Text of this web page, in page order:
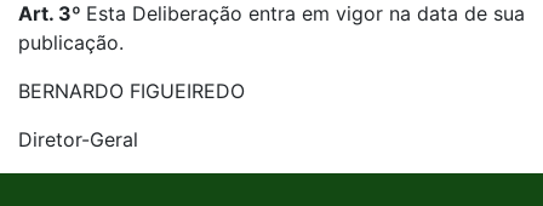
Art. 3º Esta Deliberação entra em vigor na data de sua
publicação.
BERNARDO FIGUEIREDO
Diretor-Geral